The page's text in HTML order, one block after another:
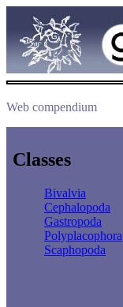
Web compendium
Classes
Bivalvia
Cephalopoda
Gastropoda
Polyplacophora
Scaphopoda